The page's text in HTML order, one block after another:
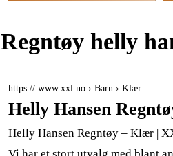
Regntøy helly
https:// www.xxl.no › Barn › Klær
Helly Hansen
Helly Hansen Regntøy – Klær |
Vi har et stort utvalg med blant